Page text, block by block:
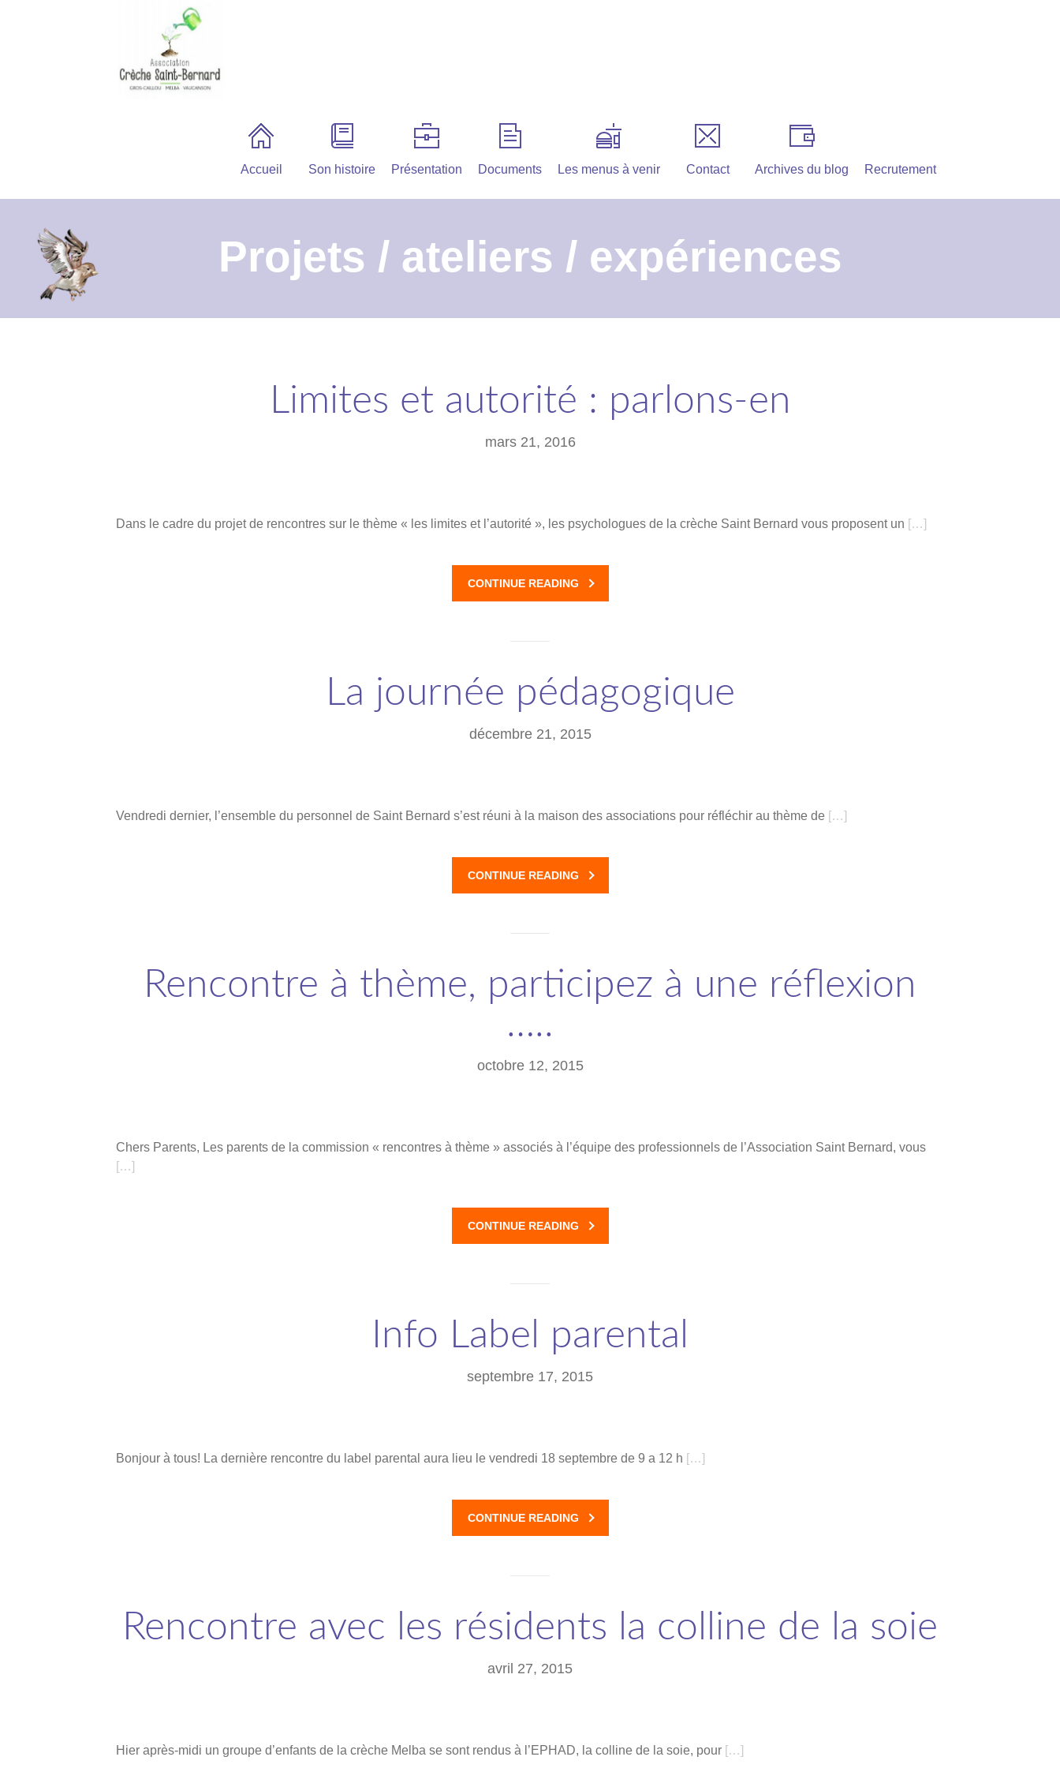
Accueil Son histoire Présentation Documents Les menus à venir Contact Archives du blog Recrutement
Projets / ateliers / expériences
Limites et autorité : parlons-en
mars 21, 2016
Dans le cadre du projet de rencontres sur le thème « les limites et l’autorité », les psychologues de la crèche Saint Bernard vous proposent un […]
CONTINUE READING
La journée pédagogique
décembre 21, 2015
Vendredi dernier, l’ensemble du personnel de Saint Bernard s’est réuni à la maison des associations pour réfléchir au thème de […]
CONTINUE READING
Rencontre à thème, participez à une réflexion
…..
octobre 12, 2015
Chers Parents, Les parents de la commission « rencontres à thème » associés à l’équipe des professionnels de l’Association Saint Bernard, vous
[…]
CONTINUE READING
Info Label parental
septembre 17, 2015
Bonjour à tous! La dernière rencontre du label parental aura lieu le vendredi 18 septembre de 9 a 12 h […]
CONTINUE READING
Rencontre avec les résidents la colline de la soie
avril 27, 2015
Hier après-midi un groupe d’enfants de la crèche Melba se sont rendus à l’EPHAD, la colline de la soie, pour […]